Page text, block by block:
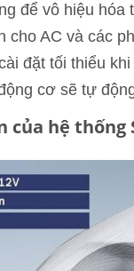
để vô hiệu
cho AC và các
đặt tối thiểu
cơ sẽ tự
của hệ thống